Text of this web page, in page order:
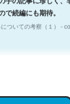
で続編にも期待。
いので貴重な良記事